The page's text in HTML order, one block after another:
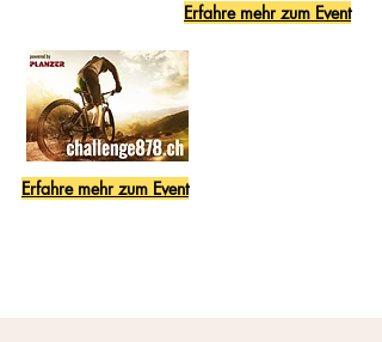
Erfahre mehr zum Event
Erfahre mehr zum Event